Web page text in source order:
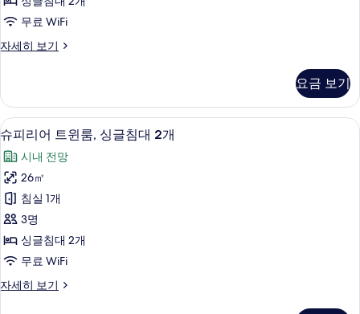
사
모
보
기
무료 WiFi
자세히 보기
디
윈
룸
자
세
히
보
기
요금 보기
슈
피
리
어
트
윈
룸,
글
슈피리어 트윈룸, 싱글침대 2개 | 욕실
7
슈피리어 트윈룸, 싱글침대 2개
시내 전망
26㎡
침실 1개
3명
싱글침대 2개
무료 WiFi
자세히 보기
슈